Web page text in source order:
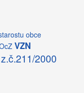
obce
VZN
2000